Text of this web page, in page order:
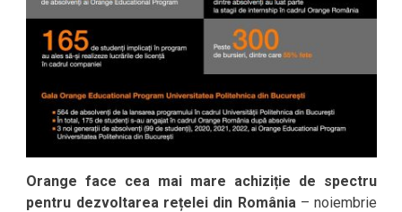
Orange face cea mai mare achiziție de spectru
pentru dezvoltarea rețelei din România – noiembrie